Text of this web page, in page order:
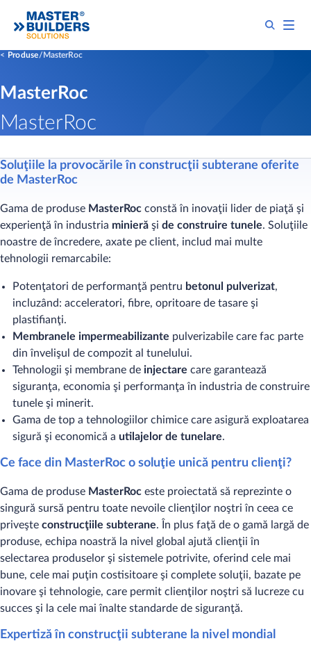
Produse MasterRoc
MasterRoc
MasterRoc
Soluţiile la provocările în construcţii subterane oferite
de MasterRoc
Gama de produse MasterRoc constă în inovaţii lider de piaţă şi
experienţă în industria minieră şi de construire tunele. Soluţiile
noastre de încredere, axate pe client, includ mai multe
tehnologii remarcabile:
Potenţatori de performanţă pentru betonul pulverizat,
incluzând: acceleratori, fibre, opritoare de tasare şi
plastifianţi.
Membranele impermeabilizante pulverizabile care fac parte
din învelişul de compozit al tunelului.
Tehnologii şi membrane de injectare care garantează
siguranţa, economia şi performanţa în industria de construire
tunele şi minerit.
Gama de top a tehnologiilor chimice care asigură exploatarea
sigură şi economică a utilajelor de tunelare.
Ce face din MasterRoc o soluţie unică pentru clienţi?
Gama de produse MasterRoc este proiectată să reprezinte o
singură sursă pentru toate nevoile clienţilor noştri în ceea ce
priveşte construcţiile subterane. În plus faţă de o gamă largă de
produse, echipa noastră la nivel global ajută clienţii în
selectarea produselor şi sistemele potrivite, oferind cele mai
bune, cele mai puţin costisitoare şi complete soluţii, bazate pe
inovare şi tehnologie, care permit clienţilor noştri să lucreze cu
succes şi la cele mai înalte standarde de siguranţă.
Expertiză în construcţii subterane la nivel mondial